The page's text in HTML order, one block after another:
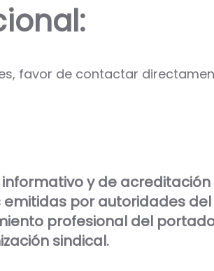
favor de contactar
y de acreditación
por autoridades
profesional del
sindical.